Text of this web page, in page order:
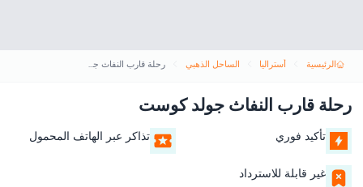
الرئيسية أستراليا الساحل الذهبي رحلة قارب النفاث جولد كوست
رحلة قارب النفاث جولد كوست
تأكيد فوري تذاكر عبر الهاتف المحمول
غير قابلة للاسترداد